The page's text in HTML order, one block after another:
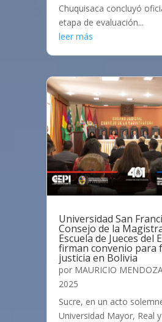
Chuquisaca concluyó
etapa de evaluación...
leer más
Universidad San
Consejo de la
Escuela de Jueces del
firman convenio para
justicia en Bolivia
por MAURICIO
2025
Sucre, en un acto
Universidad Mayor, Real